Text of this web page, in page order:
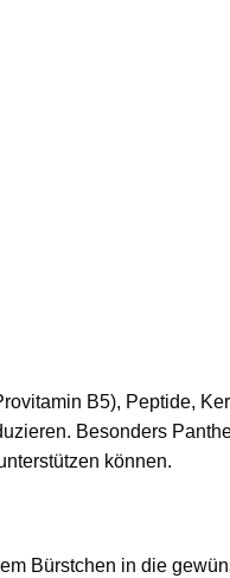
B5), Peptide,
Besonders
können.
Bürstchen in die